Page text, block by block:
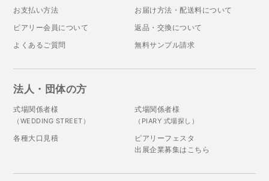
お支払い方法
お届け方法・配送料について
ピアリー会員について
返品・交換について
よくあるご質問
無料サンプル請求
法人・団体の方
式場関係者様
（WEDDING STREET）
式場関係者様
（PIARY 式場探し）
各種大口見積
ピアリーフェスタ
出展企業募集はこちら